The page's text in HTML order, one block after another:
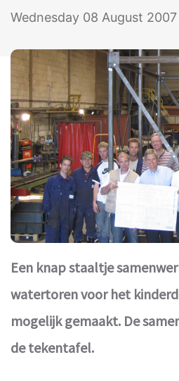
Wednesday 08 August 2007
Een knap staaltje
watertoren voor het
mogelijk gemaakt. De
de tekentafel.